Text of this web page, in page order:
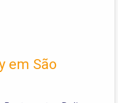
em São